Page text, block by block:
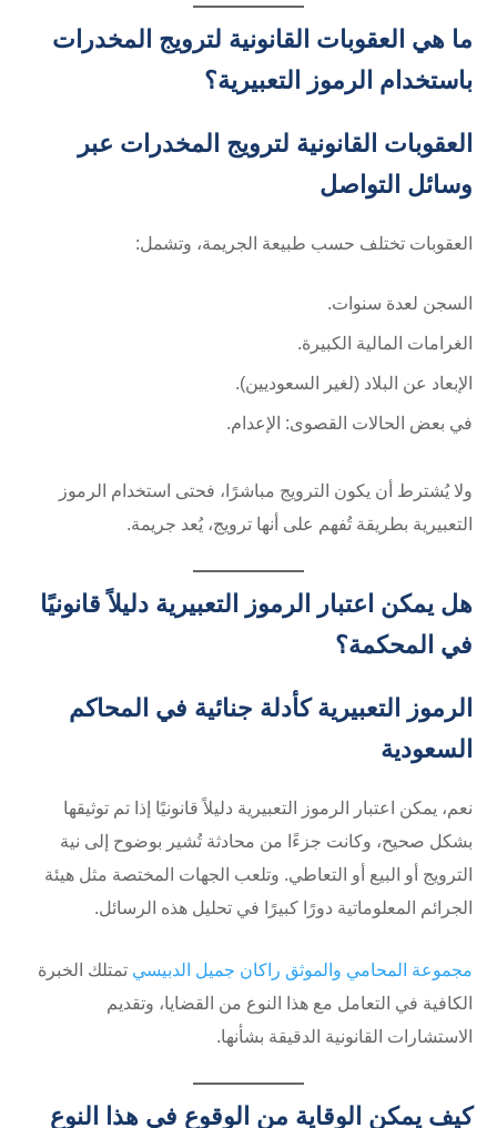
ما هي العقوبات القانونية لترويج المخدرات
باستخدام الرموز التعبيرية؟
العقوبات القانونية لترويج المخدرات عبر
وسائل التواصل
العقوبات تختلف حسب طبيعة الجريمة، وتشمل:
السجن لعدة سنوات.
الغرامات المالية الكبيرة.
الإبعاد عن البلاد (لغير السعوديين).
في بعض الحالات القصوى: الإعدام.
ولا يُشترط أن يكون الترويج مباشرًا، فحتى استخدام الرموز
التعبيرية بطريقة تُفهم على أنها ترويج، يُعد جريمة.
هل يمكن اعتبار الرموز التعبيرية دليلاً قانونيًا
في المحكمة؟
الرموز التعبيرية كأدلة جنائية في المحاكم
السعودية
نعم، يمكن اعتبار الرموز التعبيرية دليلاً قانونيًا إذا تم توثيقها
بشكل صحيح، وكانت جزءًا من محادثة تُشير بوضوح إلى نية
الترويج أو البيع أو التعاطي. وتلعب الجهات المختصة مثل هيئة
الجرائم المعلوماتية دورًا كبيرًا في تحليل هذه الرسائل.
مجموعة المحامي والموثق راكان جميل الدبيسي تمتلك الخبرة
الكافية في التعامل مع هذا النوع من القضايا، وتقديم
الاستشارات القانونية الدقيقة بشأنها.
كيف يمكن الوقاية من الوقوع في هذا النوع